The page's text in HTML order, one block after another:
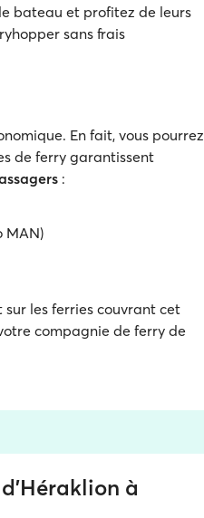
bateau et profitez de leurs
sans frais
En fait, vous pourrez
de ferry garantissent
:
MAN)
les ferries couvrant cet
compagnie de ferry de
à